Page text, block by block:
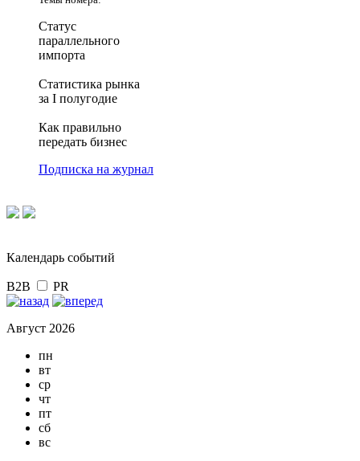
Статус
параллельного
импорта
Статистика рынка
за I полугодие
Как правильно
передать бизнес
Подписка на журнал
Календарь событий
B2B PR
Август 2026
пн
вт
ср
чт
пт
сб
вс